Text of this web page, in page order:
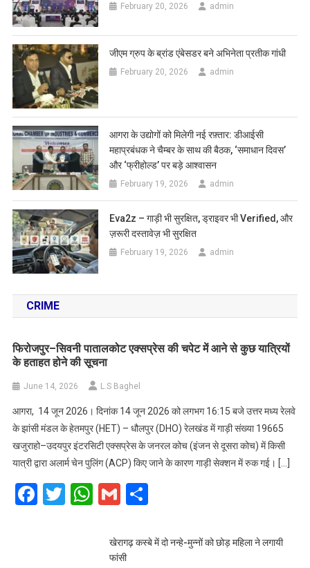
February 20, 2026 admin
जीएम ग्रुप के ब्रांड एंबेसडर बने अभिनेता प्रतीक गांधी
February 20, 2026 admin
आगरा के उद्योगों को मिलेगी नई रफ़्तार: डीआईसी
महाप्रबंधक ने चैम्बर के साथ की बैठक, ‘समाधान दिवस’
और ‘फ्रीहोल्ड’ पर बड़े आश्वासन
February 19, 2026 admin
Eva2z – गाड़ी भी सुरक्षित, ड्राइवर भी Verified, और
ज़रूरी दस्तावेज़ भी सुरक्षित
February 19, 2026 admin
CRIME
फिरोजपुर–सिवनी पातालकोट एक्सप्रेस की चपेट में आने से कुछ यात्रियों
के हताहत होने की सूचना
June 14, 2026 L.S Baghel
आगरा, 14 जून 2026। दिनांक 14 जून 2026 को लगभग 16:15 बजे उत्तर मध्य रेलवे
के झांसी मंडल के हेतमपुर (HET) – धौलपुर (DHO) रेलखंड में गाड़ी संख्या 19665
खजुराहो–उदयपुर इंटरसिटी एक्सप्रेस के जनरल कोच (इंजन से दूसरा कोच) में किसी
यात्री द्वारा अलार्म चेन पुलिंग (ACP) किए जाने के कारण गाड़ी सेक्शन में रुक गई। […]
Facebook
Twitter
WhatsApp
GmailShare
खेरागढ़ कस्बे में दो नन्हे-मुन्नों को छोड़ महिला ने लगायी
फांसी